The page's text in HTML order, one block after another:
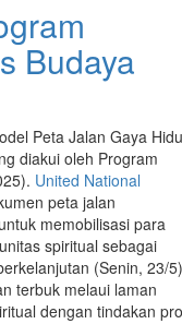
Budaya
Peta Jalan Gaya
diakui oleh Program
United National
peta jalan
memobilisasi para
spiritual sebagai
(Senin, 23/
terbuk melaui laman
dengan tindakan